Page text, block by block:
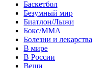
Баскетбол
Безумный мир
Биатлон/Лыжи
Бокс/MMA
Болезни и лекарства
В мире
В России
Вещи